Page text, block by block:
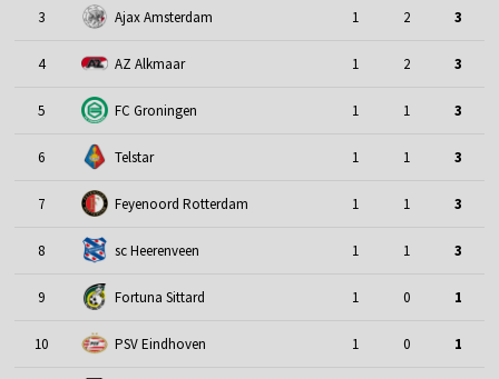
3 Ajax Amsterdam 1 2 3
4 AZ Alkmaar 1 2 3
5 FC Groningen 1 1 3
6 Telstar 1 1 3
7 Feyenoord Rotterdam 1 1 3
8 sc Heerenveen 1 1 3
9 Fortuna Sittard 1 0 1
10 PSV Eindhoven 1 0 1